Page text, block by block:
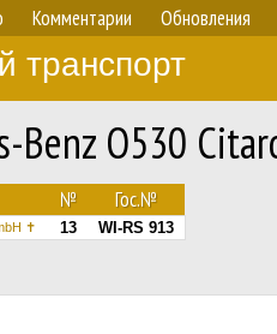
Комментарии Обновления
транспорт
Benz O530
№ Гос.№
✝︎ 13 WI-RS 913